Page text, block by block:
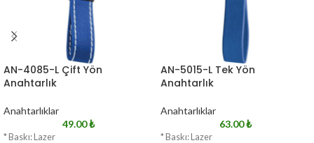
AN-4085-L Çift Yön
Anahtarlık
Anahtarlıklar
49.00₺
* Baskı: Lazer
AN-5015-L Tek Yön
Anahtarlık
Anahtarlıklar
63.00₺
* Baskı: Lazer